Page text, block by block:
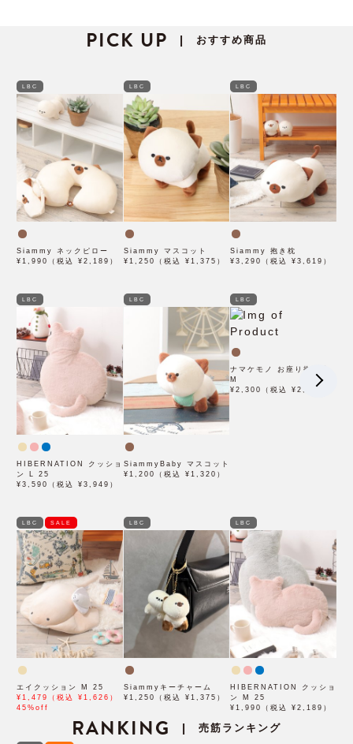
PICK UP | おすすめ商品
LBC
Siammy ネックピロー
¥1,990（税込 ¥2,189）
LBC
Siammy マスコット
¥1,250（税込 ¥1,375）
LBC
Siammy 抱き枕
¥3,290（税込 ¥3,619）
LBC
HIBERNATION クッショ
ン L 25
¥3,590（税込 ¥3,949）
LBC
SiammyBaby マスコット
¥1,200（税込 ¥1,320）
LBC
ナマケモノ お座り抱き枕
M
¥2,300（税込 ¥2,530）
LBC SALE
エイクッション M 25
¥1,479（税込 ¥1,626）
45%off
LBC
Siammyキーチャーム
¥1,250（税込 ¥1,375）
LBC
HIBERNATION クッショ
ン M 25
¥1,990（税込 ¥2,189）
RANKING | 売筋ランキング